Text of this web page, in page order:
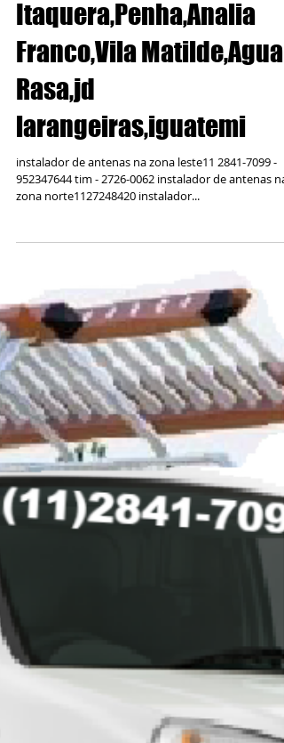
Instalação de Antenas em
Itaquera,Penha,Analia
Franco,Vila Matilde,Agua
Rasa,jd
larangeiras,iguatemi
instalador de antenas na zona leste11 2841-7099 -